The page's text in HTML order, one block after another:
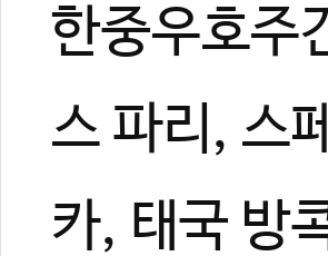
한중우호주
스 파리, 스
카, 태국 방